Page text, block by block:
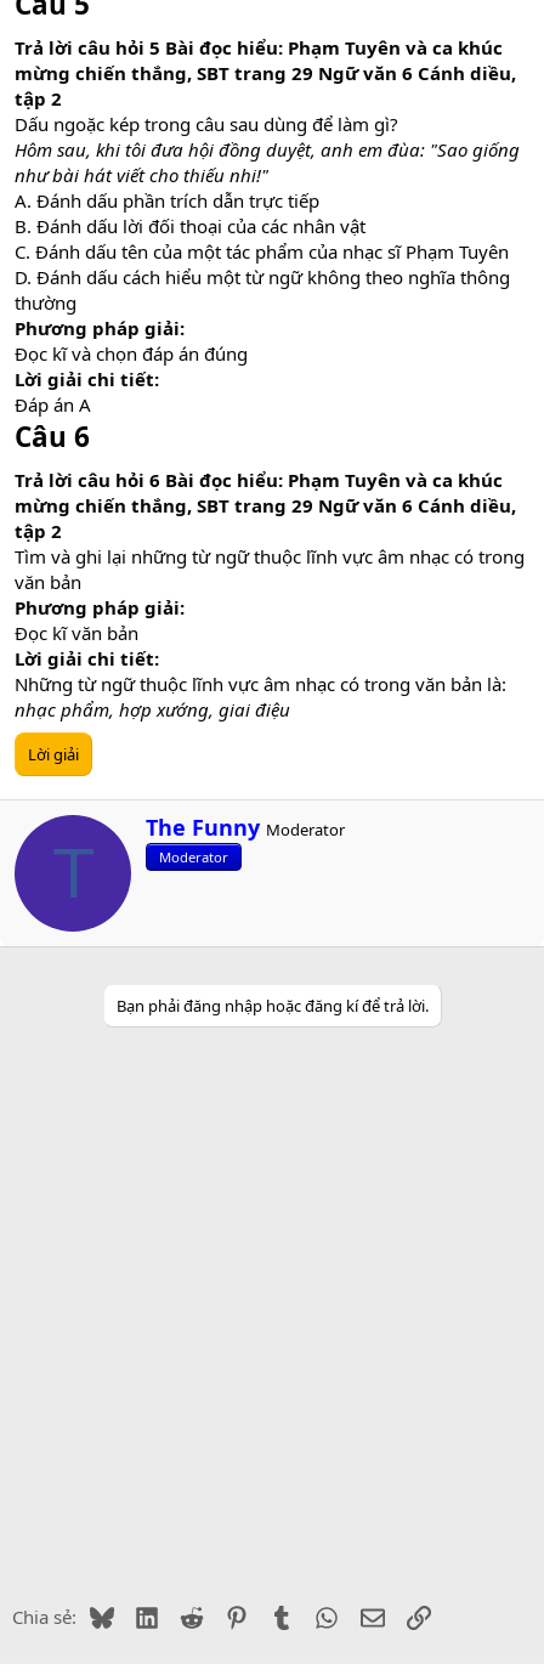
Trả lời câu hỏi 5 Bài đọc hiểu: Phạm Tuyên và ca khúc
mừng chiến thắng, SBT trang 29 Ngữ văn 6 Cánh diều,
tập 2
Dấu ngoặc kép trong câu sau dùng để làm gì?
Hôm sau, khi tôi đưa hội đồng duyệt, anh em đùa: "Sao giống
như bài hát viết cho thiếu nhi!"
A. Đánh dấu phần trích dẫn trực tiếp
B. Đánh dấu lời đối thoại của các nhân vật
C. Đánh dấu tên của một tác phẩm của nhạc sĩ Phạm Tuyên
D. Đánh dấu cách hiểu một từ ngữ không theo nghĩa thông
thường
Phương pháp giải:
Đọc kĩ và chọn đáp án đúng
Lời giải chi tiết:
Đáp án A
Câu 6
Trả lời câu hỏi 6 Bài đọc hiểu: Phạm Tuyên và ca khúc
mừng chiến thắng, SBT trang 29 Ngữ văn 6 Cánh diều,
tập 2
Tìm và ghi lại những từ ngữ thuộc lĩnh vực âm nhạc có trong
văn bản
Phương pháp giải:
Đọc kĩ văn bản
Lời giải chi tiết:
Những từ ngữ thuộc lĩnh vực âm nhạc có trong văn bản là:
nhạc phẩm, hợp xướng, giai điệu
Lời giải
T
W
r
i
n
The Funny Moderator
Moderator
Bạn phải đăng nhập hoặc đăng kí để trả lời.
Chia sẻ: BlueskyLinkedIn
Reddit PinterestTumblr WhatsApp
EmailLink